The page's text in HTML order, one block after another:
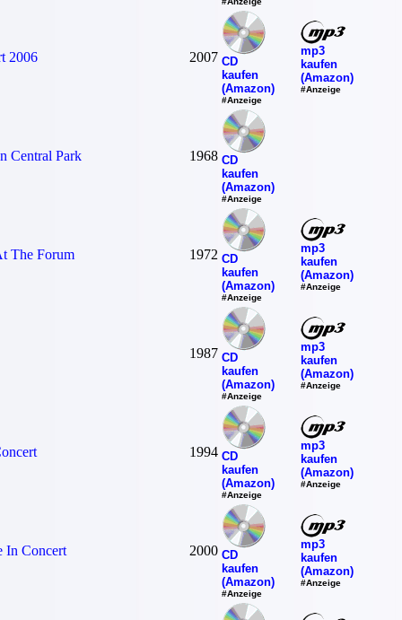
2006 2007 CD
kaufen
(Amazon)
#Anzeige
mp3
kaufen
(Amazon)
#Anzeige
Central Park 1968 CD
kaufen
(Amazon)
#Anzeige
The Forum 1972 CD
kaufen
(Amazon)
#Anzeige
mp3
kaufen
(Amazon)
#Anzeige
1987 CD
kaufen
(Amazon)
#Anzeige
mp3
kaufen
(Amazon)
#Anzeige
1994 CD
kaufen
(Amazon)
#Anzeige
mp3
kaufen
(Amazon)
#Anzeige
In Concert 2000 CD
kaufen
(Amazon)
#Anzeige
mp3
kaufen
(Amazon)
#Anzeige